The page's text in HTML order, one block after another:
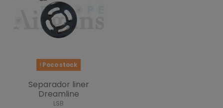
Poco stock
Separador liner
Dreamline
LSB